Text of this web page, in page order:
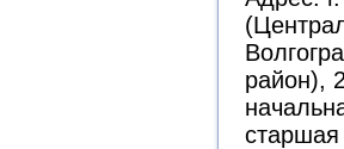
район),